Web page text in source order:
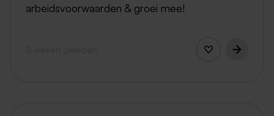
arbeidsvoorwaarden & groei mee!